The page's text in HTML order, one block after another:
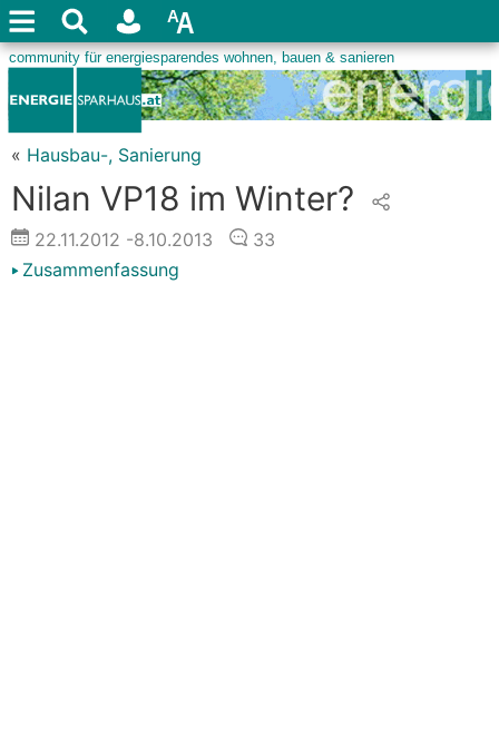
« Hausbau-, Sanierung
Nilan VP18 im Winter?
22.11.2012 -8.10.2013
33
Zusammenfassung